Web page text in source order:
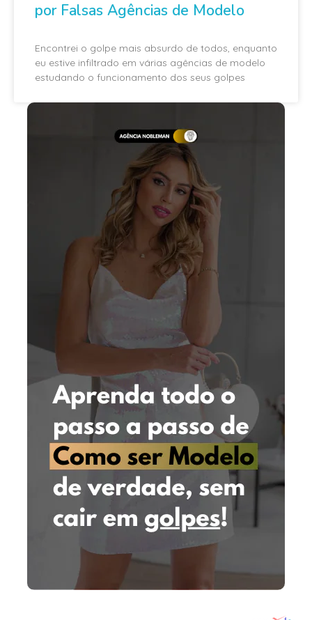
por Falsas Agências de Modelo
Encontrei o golpe mais absurdo de todos, enquanto
eu estive infiltrado em várias agências de modelo
estudando o funcionamento dos seus golpes